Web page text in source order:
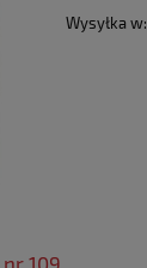
Wysyłka w:
109